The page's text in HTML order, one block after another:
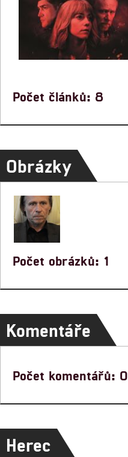
Počet článků: 8
Obrázky
Počet obrázků: 1
Komentáře
Počet komentářů: 0
Herec